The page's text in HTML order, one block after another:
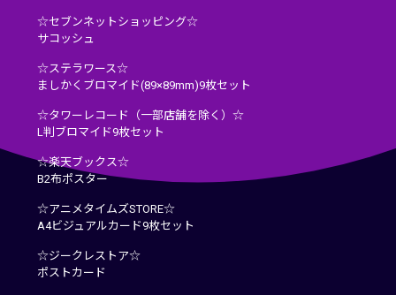
☆セブンネットショッピング☆
サコッシュ
☆ステラワース☆
ましかくブロマイド(89×89mm)9枚セット
☆タワーレコード（一部店舗を除く）☆
L判ブロマイド9枚セット
☆楽天ブックス☆
B2布ポスター
☆アニメタイムズSTORE☆
A4ビジュアルカード9枚セット
☆ジークレストア☆
ポストカード